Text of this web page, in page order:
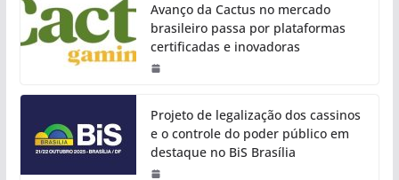
Avanço da Cactus no mercado
brasileiro passa por plataformas
certificadas e inovadoras
Projeto de legalização dos cassinos
e o controle do poder público em
destaque no BiS Brasília